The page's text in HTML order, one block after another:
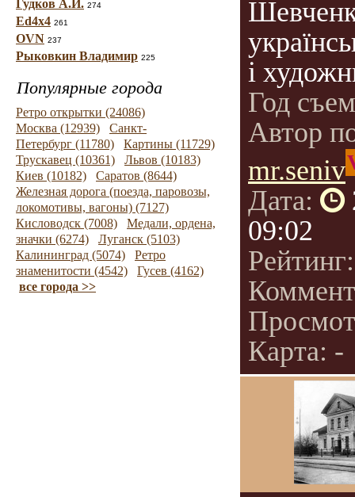
Гудков А.И. 274
Ed4x4 261
OVN 237
Рыковкин Владимир 225
Популярные города
Ретро открытки (24086)
Москва (12939)
Санкт-
Петербург (11780)
Картины (11729)
Трускавец (10361)
Львов (10183)
Киев (10182)
Саратов (8644)
Железная дорога (поезда, паровозы,
локомотивы, вагоны) (7127)
Кисловодск (7008)
Медали, ордена,
значки (6274)
Луганск (5103)
Калининград (5074)
Ретро
знаменитости (4542)
Гусев (4162)
все города >>
і
Год
Автор
mr.seniv
Дата:
09:02
Карта: -